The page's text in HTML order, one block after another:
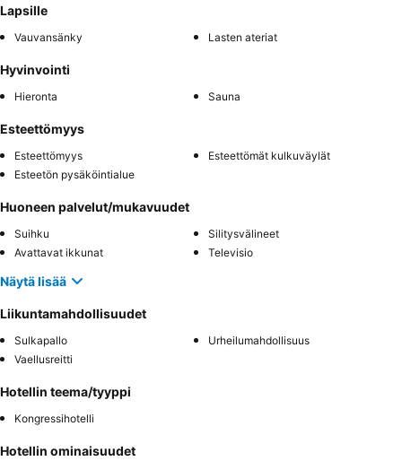
Lapsille
Vauvansänky Lasten ateriat
Hyvinvointi
Hieronta Sauna
Esteettömyys
Esteettömyys
Esteettömät kulkuväylät
Esteetön pysäköintialue
Huoneen palvelut/mukavuudet
Suihku
Silitysvälineet
Avattavat ikkunat
Televisio
Näytä lisää
Liikuntamahdollisuudet
Sulkapallo
Urheilumahdollisuus
Vaellusreitti
Hotellin teema/tyyppi
Kongressihotelli
Hotellin ominaisuudet